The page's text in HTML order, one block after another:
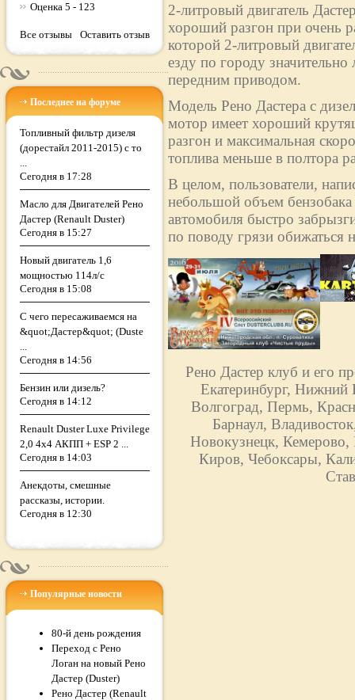
Оценка 5 - 123
Все отзывы Оставить отзыв
Последнее на форуме
Топливный фильтр дизеля
(дорестайл 2011-2015) с то
...
Сегодня в 17:28
Масло для Двигателей Рено
Дастер (Renault Duster)
Сегодня в 15:27
Новый двигатель 1,6
мощностью 114л/с
Сегодня в 15:08
С чего пересаживаемся на
&quot;Дастер&quot; (Duste
...
Сегодня в 14:56
Бензин или дизель?
Сегодня в 14:12
Renault Duster Luxe Privilege
2,0 4х4 АКПП + ESP 2 ...
Сегодня в 14:03
Анекдоты, смешные
рассказы, истории.
Сегодня в 12:30
Популярные новости
80-й день рождения
Переход с Рено
Логан на новый Рено
Дастер (Duster)
Рено Дастер (Renault
2-литровый двигатель
хороший разгон при очень
которой 2-литровый
езду по городу
передним приводом.
Модель Рено Дастера с
мотор имеет хороший
разгон и максимальная
топлива меньше в полтора
В целом, пользователи,
небольшой объем бензобака
автомобиля быстро
по поводу грязи обижаться
Рено Дастер клуб и его
Екатеринбург, Нижний
Волгоград, Пермь,
Барнаул,
Новокузнецк,
Киров, Чебоксары,